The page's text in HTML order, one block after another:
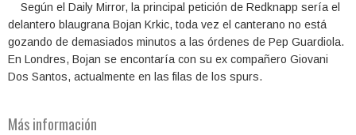
Según el Daily Mirror, la principal petición de Redknapp sería el
delantero blaugrana Bojan Krkic, toda vez el canterano no está
gozando de demasiados minutos a las órdenes de Pep Guardiola.
En Londres, Bojan se encontaría con su ex compañero Giovani
Dos Santos, actualmente en las filas de los spurs.
Más información